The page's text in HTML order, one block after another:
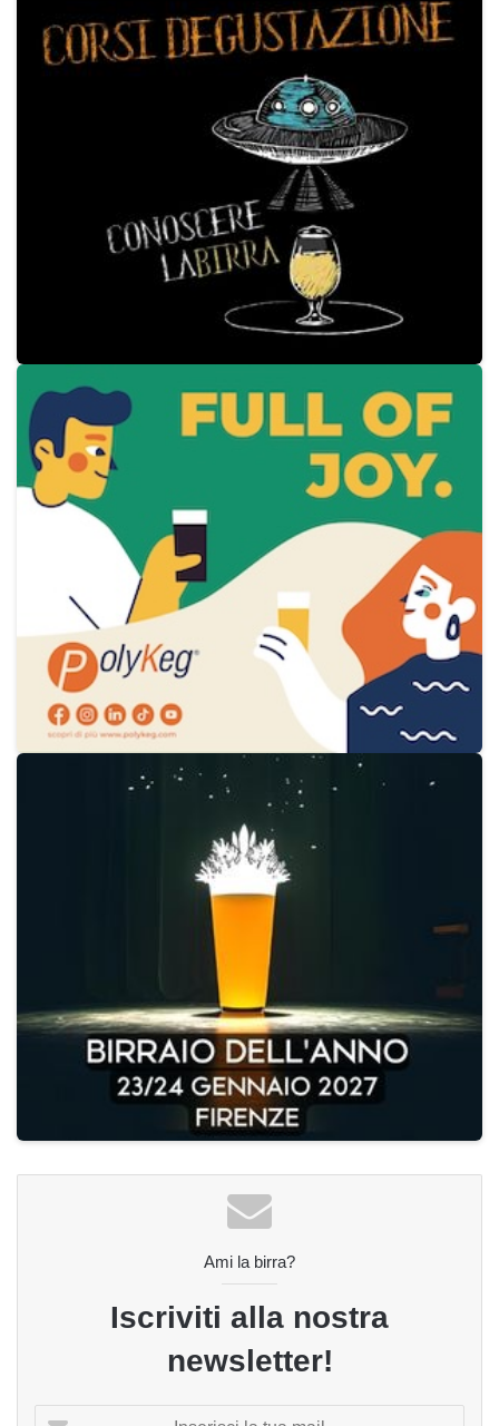
Ami la birra?
Iscriviti alla nostra
newsletter!